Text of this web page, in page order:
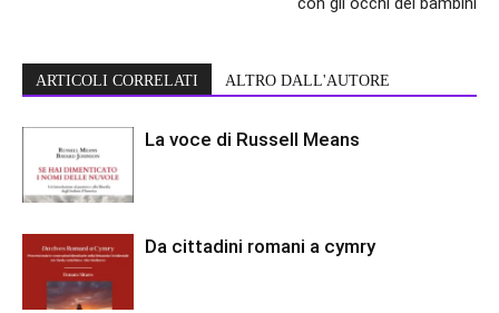
ARTICOLI CORRELATI ALTRO DALL'AUTORE
La voce di Russell Means
Da cittadini romani a cymry